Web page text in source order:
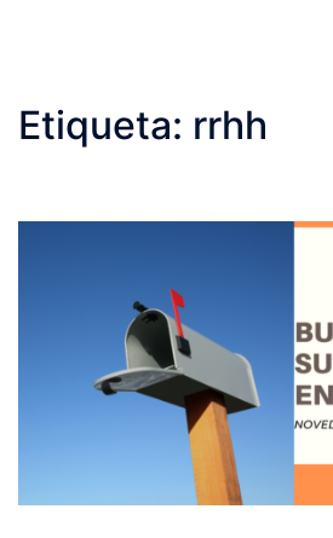
Etiqueta: rrhh